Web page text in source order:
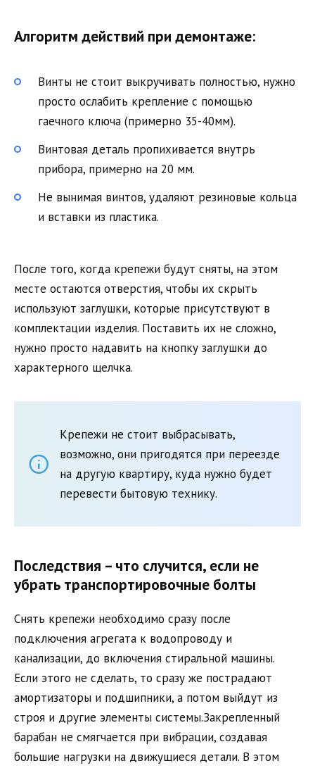
Алгоритм действий при демонтаже:
Винты не стоит выкручивать полностью, нужно
просто ослабить крепление с помощью
гаечного ключа (примерно 35-40мм).
Винтовая деталь пропихивается внутрь
прибора, примерно на 20 мм.
Не вынимая винтов, удаляют резиновые кольца
и вставки из пластика.
После того, когда крепежи будут сняты, на этом
месте остаются отверстия, чтобы их скрыть
используют заглушки, которые присутствуют в
комплектации изделия. Поставить их не сложно,
нужно просто надавить на кнопку заглушки до
характерного щелчка.
Крепежи не стоит выбрасывать,
возможно, они пригодятся при переезде
на другую квартиру, куда нужно будет
перевести бытовую технику.
Последствия – что случится, если не
убрать транспортировочные болты
Снять крепежи необходимо сразу после
подключения агрегата к водопроводу и
канализации, до включения стиральной машины.
Если этого не сделать, то сразу же пострадают
амортизаторы и подшипники, а потом выйдут из
строя и другие элементы системы.Закрепленный
барабан не смягчается при вибрации, создавая
большие нагрузки на движущиеся детали. В этом